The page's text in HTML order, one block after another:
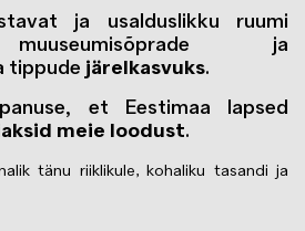
ja usalduslikku ruumi
ja
tippude järelkasvuks.
et Eestimaa lapsed
meie loodust.
tänu riiklikule, kohaliku tasandi ja